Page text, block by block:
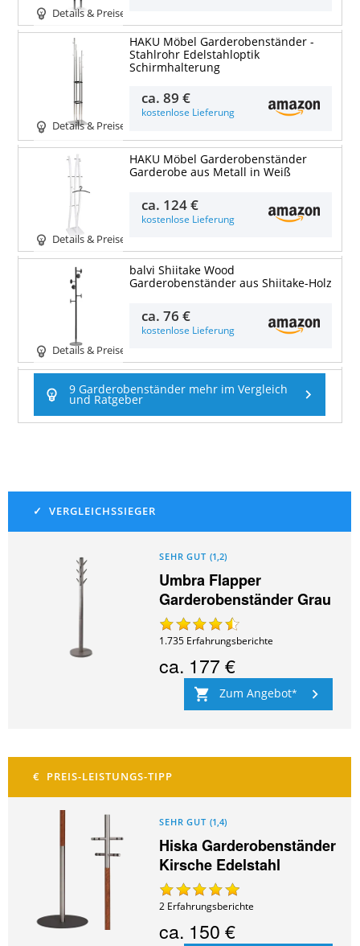
Details & Preise
Details & Preise
HAKU Möbel Garderobenständer -
Stahlrohr Edelstahloptik
Schirmhalterung
ca.89 €
kostenlose Lieferung
Details & Preise
HAKU Möbel Garderobenständer
Garderobe aus Metall in Weiß
ca. 124 €
kostenlose Lieferung
Details & Preise
balvi Shiitake Wood
Garderobenständer aus Shiitake-Holz
ca.76 €
kostenlose Lieferung
9 Garderobenständer mehr im Vergleich
und Ratgeber
SEHR GUT (1,2)
Umbra Flapper
Garderobenständer Grau
1.735 Erfahrungsberichte
ca. 177 €
Zum Angebot
SEHR GUT (1,4)
Hiska Garderobenständer
Kirsche Edelstahl
2 Erfahrungsberichte
ca. 150 €